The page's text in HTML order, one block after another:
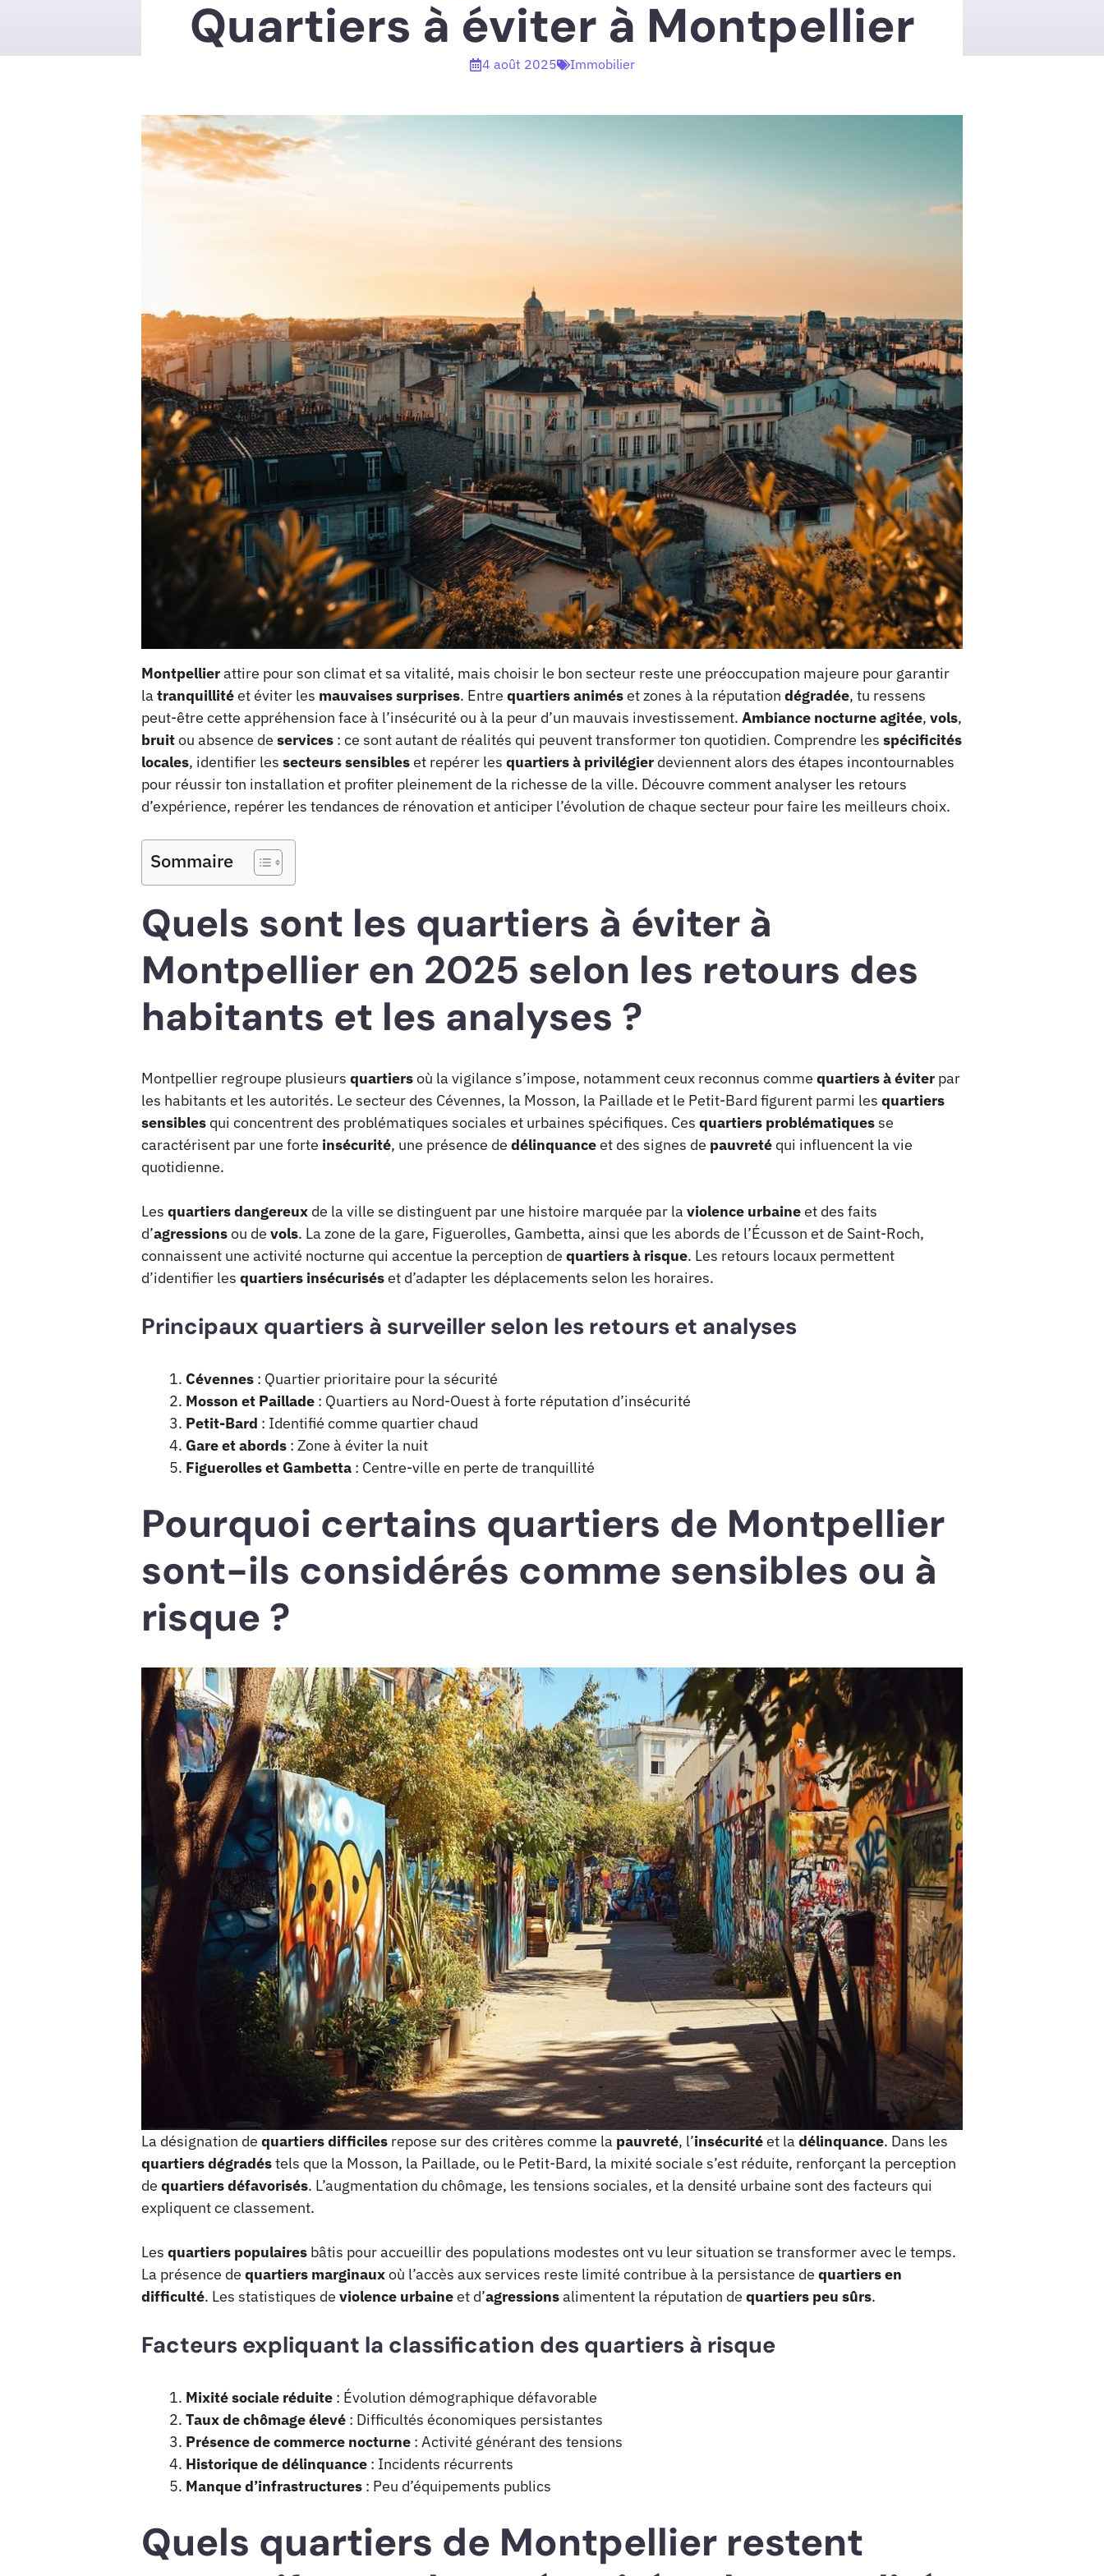
Quartiers à éviter à Montpellier
4 août 2025 Immobilier
Montpellierattire pour son climat et sa vitalité, mais choisir le bon secteur reste une préoccupation majeure pour garantir
la tranquillitéet éviter les mauvaises surprises. Entre quartiers animéset zones à la réputation dégradée, tu ressens
peut-être cette appréhension face à l’insécurité ou à la peur d’un mauvais investissement. Ambiance nocturne agitée, vols,
bruitou absence de services : ce sont autant de réalités qui peuvent transformer ton quotidien. Comprendre les spécificités
locales, identifier les secteurs sensibleset repérer les quartiers à privilégier deviennent alors des étapes incontournables
pour réussir ton installation et profiter pleinement de la richesse de la ville. Découvre comment analyser les retours
d’expérience, repérer les tendances de rénovation et anticiper l’évolution de chaque secteur pour faire les meilleurs choix.
Sommaire
Quels sont les quartiers à éviter à
Montpellier en 2025 selon les retours des
habitants et les analyses ?
Montpellier regroupe plusieurs quartiersoù la vigilance s’impose, notamment ceux reconnus comme quartiers à éviter par
les habitants et les autorités. Le secteur des Cévennes, la Mosson, la Paillade et le Petit-Bard figurent parmi les quartiers
sensibles qui concentrent des problématiques sociales et urbaines spécifiques. Ces quartiers problématiquesse
caractérisent par une forte insécurité, une présence de délinquanceet des signes de pauvreté qui influencent la vie
quotidienne.
Les quartiers dangereux de la ville se distinguent par une histoire marquée par la violence urbaineet des faits
d’agressionsou de vols. La zone de la gare, Figuerolles, Gambetta, ainsi que les abords de l’Écusson et de Saint-Roch,
connaissent une activité nocturne qui accentue la perception de quartiers à risque. Les retours locaux permettent
d’identifier les quartiers insécuriséset d’adapter les déplacements selon les horaires.
Principaux quartiers à surveiller selon les retours et analyses
Cévennes : Quartier prioritaire pour la sécurité
Mosson et Paillade : Quartiers au Nord-Ouest à forte réputation d’insécurité
Petit-Bard : Identifié comme quartier chaud
Gare et abords : Zone à éviter la nuit
Figuerolles et Gambetta : Centre-ville en perte de tranquillité
Pourquoi certains quartiers de Montpellier
sont-ils considérés comme sensibles ou à
risque ?
La désignation de quartiers difficiles repose sur des critères comme la pauvreté, l’insécuritéet la délinquance. Dans les
quartiers dégradéstels que la Mosson, la Paillade, ou le Petit-Bard, la mixité sociale s’est réduite, renforçant la perception
de quartiers défavorisés. L’augmentation du chômage, les tensions sociales, et la densité urbaine sont des facteurs qui
expliquent ce classement.
Les quartiers populaires bâtis pour accueillir des populations modestes ont vu leur situation se transformer avec le temps.
La présence de quartiers marginauxoù l’accès aux services reste limité contribue à la persistance de quartiers en
difficulté. Les statistiques de violence urbaineet d’agressionsalimentent la réputation de quartiers peu sûrs.
Facteurs expliquant la classification des quartiers à risque
Mixité sociale réduite : Évolution démographique défavorable
Taux de chômage élevé : Difficultés économiques persistantes
Présence de commerce nocturne : Activité générant des tensions
Historique de délinquance : Incidents récurrents
Manque d’infrastructures : Peu d’équipements publics
Quels quartiers de Montpellier restent